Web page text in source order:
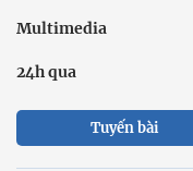
Multimedia
24h qua
Tuyến bài